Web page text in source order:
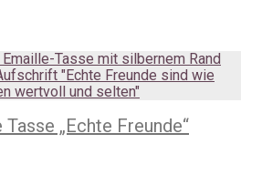
Tasse „Echte Freunde“